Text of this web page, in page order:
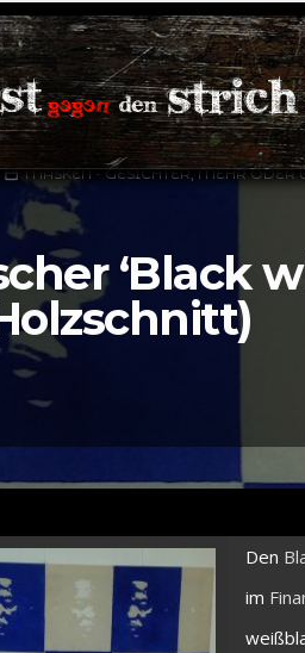
MASKEN - GESICHTER, MEHR ODER
‘Black
Den
im